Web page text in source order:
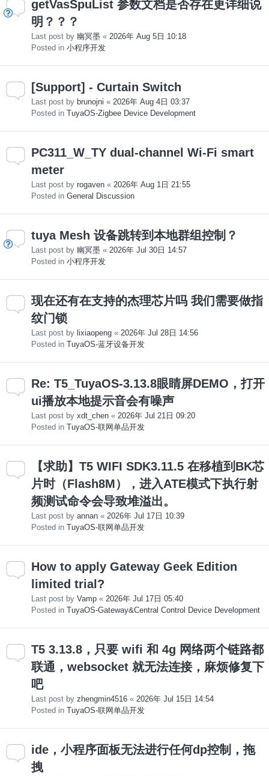
getVasSpuList 参数文档是否存在更详细说
明？？？
Last post by 幽冥墨 « 2026年 Aug 5日 10:18
Posted in 小程序开发
[Support] - Curtain Switch
Last post by brunojni « 2026年 Aug 4日 03:37
Posted in TuyaOS-Zigbee Device Development
PC311_W_TY dual-channel Wi-Fi smart
meter
Last post by rogaven « 2026年 Aug 1日 21:55
Posted in General Discussion
tuya Mesh 设备跳转到本地群组控制？
Last post by 幽冥墨 « 2026年 Jul 30日 14:57
Posted in 小程序开发
现在还有在支持的杰理芯片吗 我们需要做指
纹门锁
Last post by lixiaopeng « 2026年 Jul 28日 14:56
Posted in TuyaOS-蓝牙设备开发
Re: T5_TuyaOS-3.13.8眼睛屏DEMO，打开
ui播放本地提示音会有噪声
Last post by xdt_chen « 2026年 Jul 21日 09:20
Posted in TuyaOS-联网单品开发
【求助】T5 WIFI SDK3.11.5 在移植到BK芯
片时（Flash8M），进入ATE模式下执行射
频测试命令会导致堆溢出。
Last post by annan « 2026年 Jul 17日 10:39
Posted in TuyaOS-联网单品开发
How to apply Gateway Geek Edition
limited trial?
Last post by Vamp « 2026年 Jul 17日 05:40
Posted in TuyaOS-Gateway&Central Control Device Development
T5 3.13.8，只要 wifi 和 4g 网络两个链路都
联通，websocket 就无法连接，麻烦修复下
吧
Last post by zhengmin4516 « 2026年 Jul 15日 14:54
Posted in TuyaOS-联网单品开发
ide，小程序面板无法进行任何dp控制，拖
拽